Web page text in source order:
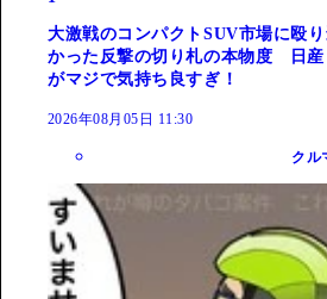
大激戦のコンパクトSUV市場に殴
かった反撃の切り札の本物度 日産
がマジで気持ち良すぎ！
2026年08月05日 11:30
クル